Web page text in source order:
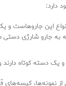
دارد:
این جاروهاست
به جارو شارژی
دسته کوتاه دارند
نمونه‌ها،